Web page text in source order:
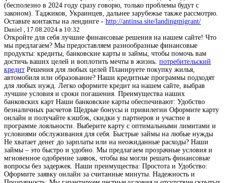
(бесполезно в 2024 году сразу говорю, только проблемы будут с
законом). Таджиков, Украинцев, дальнее зарубежье также рассмотрю.
Оставьте контакты на лендинге - http://antinsa.site/landingmigrant/
Daniel , 17.08.2024 в 10:32
Откройте для себя лучшие финансовые решения на нашем сайте! Что
мы предлагаем? Мы предоставляем разнообразные финансовые
продукты: кредиты, банковские карты и займы, чтобы помочь вам
достичь ваших целей и воплотить мечты в жизнь. потребительский
кредит Решения для любых целей Планируете покупку жилья,
автомобиля или образование? Наши кредитные программы подходят
для любых нужд. Легко оформите кредит на нашем сайте, выбрав
лучшие условия и сроки погашения. Преимущества наших
банковских карт Наши банковские карты обеспечивают: Удобство
безналичных расчетов Щедрые бонусы и привилегии Оформите карту
онлайн и получайте кэшбэк, скидки у партнеров и участие в
программе лояльности. Выберите карту с оптимальными лимитами и
условиями обслуживания для себя. Быстрые займы на любые нужды
Не хватает денег до зарплаты или на неожиданные расходы? Наши
займы – это быстро и удобно. Мы предлагаем прозрачные условия и
мгновенное одобрение заявок, чтобы вы могли решать финансовые
вопросы без задержек. Наши преимущества: Простота и Удобство:
Оформите заявку онлайн за считанные минуты. Надежность и